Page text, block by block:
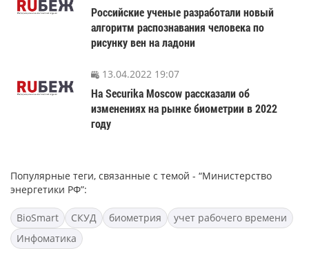
Российские ученые разработали новый
алгоритм распознавания человека по
рисунку вен на ладони
13.04.2022 19:07
На Securika Moscow рассказали об
изменениях на рынке биометрии в 2022
году
Популярные теги, связанные с темой - “Министерство
энергетики РФ”:
BioSmart СКУД биометрия
учет рабочего времени
Инфоматика